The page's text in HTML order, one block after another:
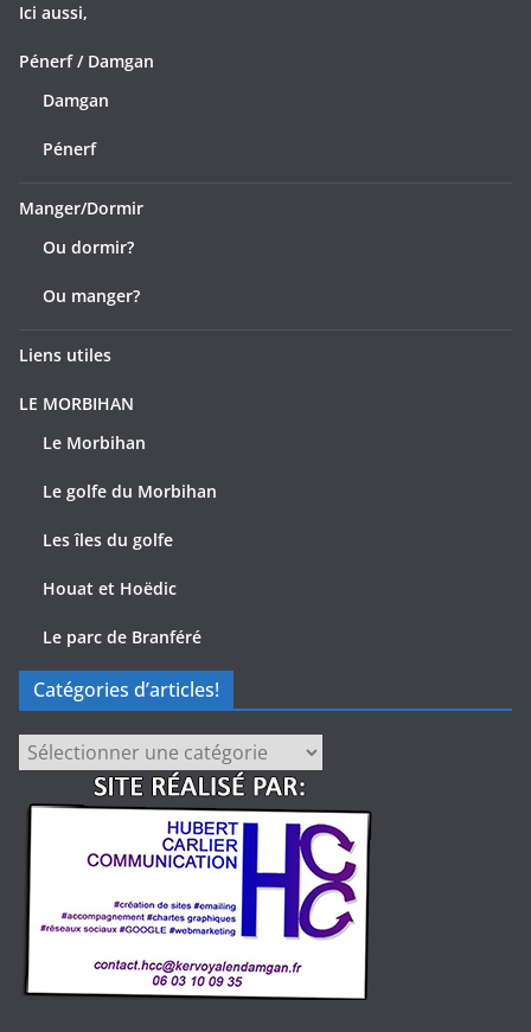
Ici aussi,
Pénerf / Damgan
Damgan
Pénerf
Manger/Dormir
Ou dormir?
Ou manger?
Liens utiles
LE MORBIHAN
Le Morbihan
Le golfe du Morbihan
Les îles du golfe
Houat et Hoëdic
Le parc de Branféré
Catégories d’articles!
Catégories